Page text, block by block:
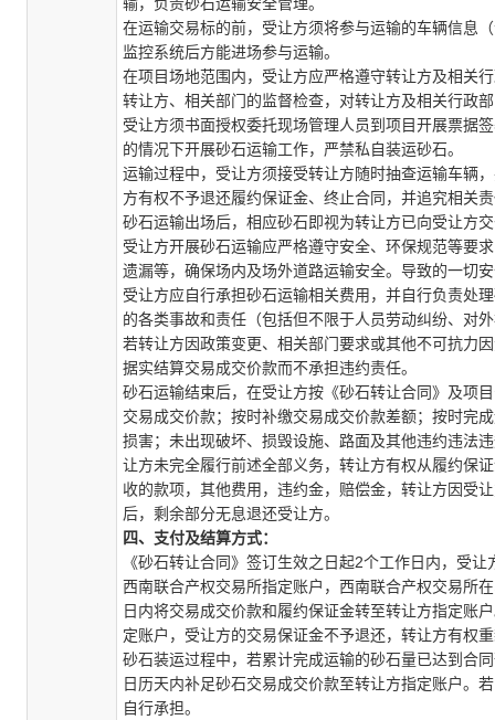
在运输交易标的前，受让方须将参与运输的车辆信息
监控系统后方能进场参与运输。
在项目场地范围内， 受让方应严格遵守转让方及相关
转让方、相关部门的监督检查，对转让方及相关行政
受让方须书面授权委托现场管理人员到项目开展票据
的情况下开展砂石运输工作，严禁私自装运砂石。
运输过程中，受让方须接受转让方随时抽查运输车辆
方有权不予退还履约保证金、终止合同，并追究相关
砂石运输出场后，相应砂石即视为转让方已向受让方
受让方开展砂石运输应严格遵守安全、环保规范等要
遗漏等，确保场内及场外道路运输安全。导致的一切
受让方应自行承担砂石运输相关费用，并自行负责处
的各类事故和责任（包括但不限于人员劳动纠纷、对
若转让方因政策变更、 相关部门要求或其他不可抗力
据实结算交易成交价款而不承担违约责任。
砂石运输结束后，在受让方按《砂石转让合同》及项
交易成交价款；按时补缴交易成交价款差额；按时完
损害；未出现破坏、损毁设施、路面及其他违约违法
让方未完全履行前述全部义务，转让方有权从履约保
收的款项，其他费用，违约金，赔偿金，转让方因受
后，剩余部分无息退还受让方。
四、支付及结算方式：
《砂石转让合同》签订生效之日起2个工作日内，受让
西南联合产权交易所指定账户，西南联合产权交易所
日内将交易成交价款和履约保证金转至转让方指定账
定账户，受让方的交易保证金不予退还，转让方有权
砂石装运过程中，若累计完成运输的砂石量已达到合
日历天内补足砂石交易成交价款至转让方指定账户。
自行承担。